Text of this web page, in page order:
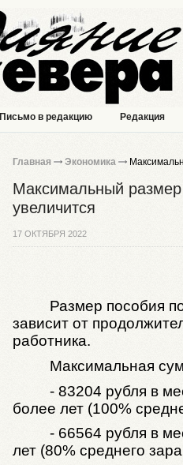
Письмо в редакцию Редакция
Главная Экономика
Максимальный размер
увеличится
17 ОКТЯБРЯ 2022
Размер пособия
зависит от
работника.
Максимальная
- 83204 рубля в
более лет (100%
- 66564 рубля в
лет (80% среднего